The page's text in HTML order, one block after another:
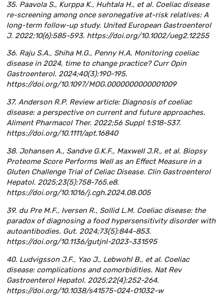
35. Paavola S., Kurppa K., Huhtala H., et al. Coeliac disease
re-screening among once seronegative at-risk relatives: A
long-term follow-up study. United European Gastroenterol
J. 2022;10(6):585-593. https://doi.org/10.1002/ueg2.12255
36. Raju S.A., Shiha M.G., Penny H.A. Monitoring coeliac
disease in 2024, time to change practice? Curr Opin
Gastroenterol. 2024;40(3):190-195.
https://doi.org/10.1097/MOG.0000000000001009
37. Anderson R.P. Review article: Diagnosis of coeliac
disease: a perspective on current and future approaches.
Aliment Pharmacol Ther. 2022;56 Suppl 1:S18-S37.
https://doi.org/10.1111/apt.16840
38. Johansen A., Sandve G.K.F., Maxwell J.R., et al. Biopsy
Proteome Score Performs Well as an Effect Measure in a
Gluten Challenge Trial of Celiac Disease. Clin Gastroenterol
Hepatol. 2025;23(5):758-765.e8.
https://doi.org/10.1016/j.cgh.2024.08.005
39. du Pre M.F., Iversen R., Sollid L.M. Coeliac disease: the
paradox of diagnosing a food hypersensitivity disorder with
autoantibodies. Gut. 2024;73(5):844-853.
https://doi.org/10.1136/gutjnl-2023-331595
40. Ludvigsson J.F., Yao J., Lebwohl B., et al. Coeliac
disease: complications and comorbidities. Nat Rev
Gastroenterol Hepatol. 2025;22(4):252-264.
https://doi.org/10.1038/s41575-024-01032-w